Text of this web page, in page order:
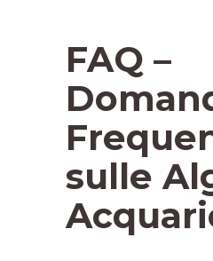
FAQ –
sulle